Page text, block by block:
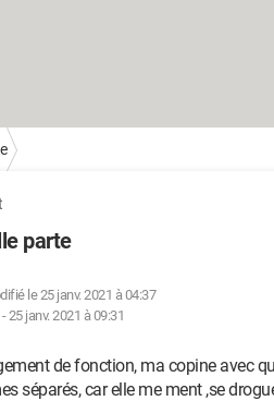
parte
le 25 janv. 2021 à 04:37
-25 janv. 2021 à 09:31
de fonction, ma copine avec
séparés, car elle me ment ,se